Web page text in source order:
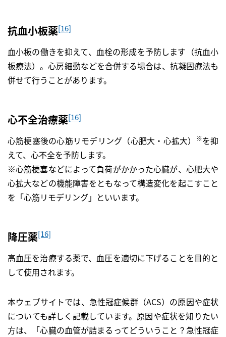
抗血小板薬[16]
血小板の働きを抑えて、血栓の形成を予防します（抗血小
板療法）。心房細動などを合併する場合は、抗凝固療法も
併せて行うことがあります。
心不全治療薬[16]
心筋梗塞後の心筋リモデリング（心肥大・心拡大） ※を抑
えて、心不全を予防します。
※心筋梗塞などによって負荷がかかった心臓が、心肥大や
心拡大などの機能障害をともなって構造変化を起こすこと
を「心筋リモデリング」といいます。
降圧薬[16]
高血圧を治療する薬で、血圧を適切に下げることを目的と
して使用されます。
本ウェブサイトでは、急性冠症候群（ACS）の原因や症状
についても詳しく記載しています。原因や症状を知りたい
方は、「心臓の血管が詰まるってどういうこと？急性冠症